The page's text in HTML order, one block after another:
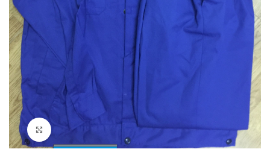
Click to enlarge